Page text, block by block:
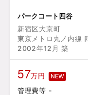
パークコート四谷
新宿区大京町
東京メトロ丸ノ内線
2002年12月 築
57万円 NEW
管理費等 -